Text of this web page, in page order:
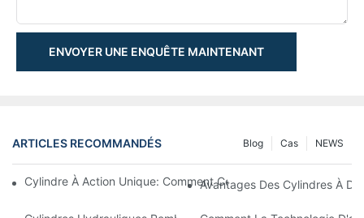
ENVOYER UNE ENQUÊTE MAINTENANT
ARTICLES RECOMMANDÉS NEWS
Cas
Blog
Cylindre À Action Unique: Comment Cela Fonctionne &
Avantages Des Cylindres À